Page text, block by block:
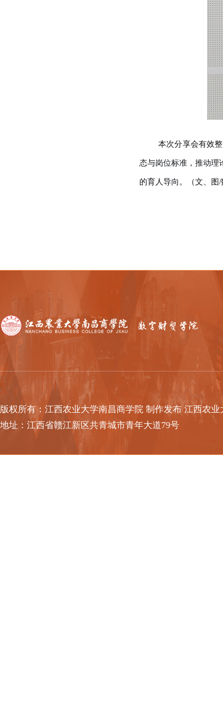
本次分享会有效
态与岗位标准，推动理
的育人导向。（文、图
版权所有：江西农业大学南昌商学院 制作发布 江西农
地址：江西省赣江新区共青城市青年大道79号